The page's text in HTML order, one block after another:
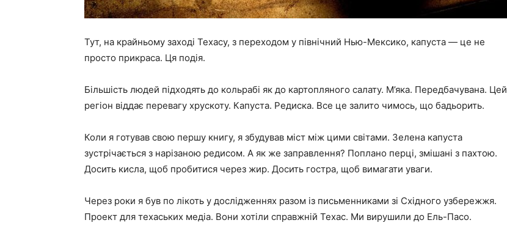
Тут, на крайньому заході Техасу, з переходом у північний Нью-Мексико, капуста — це не
просто прикраса. Ця подія.
Більшість людей підходять до кольрабі як до картопляного салату. М’яка. Передбачувана. Цей
регіон віддає перевагу хрускоту. Капуста. Редиска. Все це залито чимось, що бадьорить.
Коли я готував свою першу книгу, я збудував міст між цими світами. Зелена капуста
зустрічається з нарізаною редисом. А як же заправлення? Поплано перці, змішані з пахтою.
Досить кисла, щоб пробитися через жир. Досить гостра, щоб вимагати уваги.
Через роки я був по лікоть у дослідженнях разом із письменниками зі Східного узбережжя.
Проект для техаських медіа. Вони хотіли справжній Техас. Ми вирушили до Ель-Пасо.